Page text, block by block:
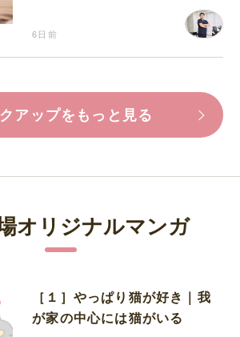
6日前
アップをもっと見る
オリジナルマンガ
［１］やっぱり猫が好き｜我
が家の中心には猫がいる